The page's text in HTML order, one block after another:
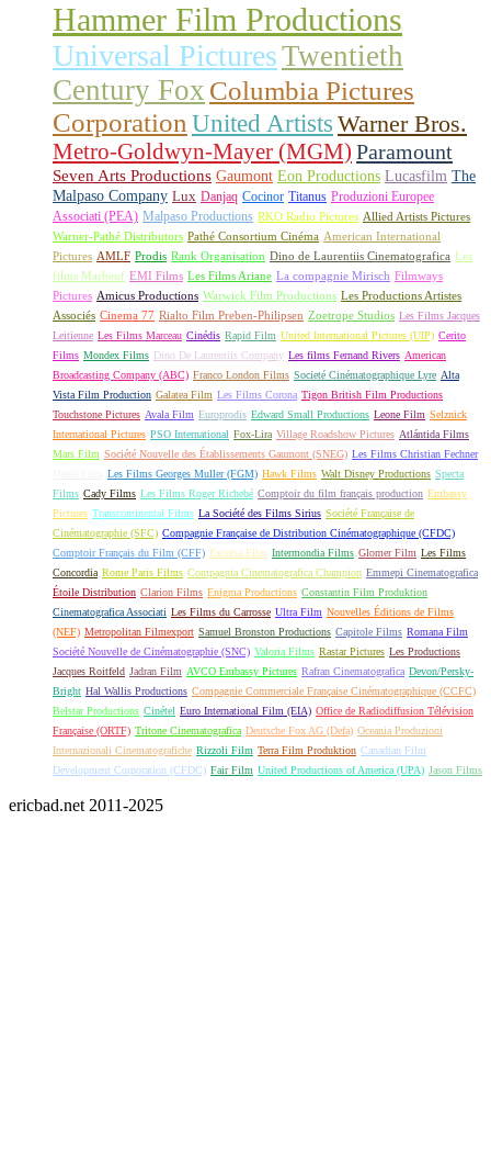
Hammer Film Productions
Universal PicturesTwentieth
Century Fox Columbia Pictures
Corporation United Artists Warner Bros.
Metro-Goldwyn-Mayer (MGM) Paramount
Seven Arts Productions Gaumont Eon Productions Lucasfilm The
Malpaso Company Lux Danjaq Cocinor Titanus Produzioni Europee
Associati (PEA) Malpaso Productions RKO Radio Pictures Allied Artists Pictures
Warner-Pathé Distributors Pathé Consortium Cinéma American International
Pictures AMLF Prodis Rank Organisation Dino de Laurentiis Cinematografica Les
films Marbeuf EMI Films Les Films Ariane La compagnie Mirisch Filmways
Pictures Amicus Productions Warwick Film Productions Les Productions Artistes
Associés Cinema 77 Rialto Film Preben-Philipsen Zoetrope Studios Les Films Jacques
Leitienne Les Films Marceau Cinédis Rapid Film United International Pictures (UIP) Cerito
Films Mondex Films Dino De Laurentiis Company Les films Fernand Rivers American
Broadcasting Company (ABC) Franco London Films Societé Cinématographique Lyre Alta
Vista Film Production Galatea Film Les Films Corona Tigon British Film Productions
Touchstone Pictures Avala Film Europrodis Edward Small Productions Leone Film Selznick
International Pictures PSO International Fox-Lira Village Roadshow Pictures Atlántida Films
Mars Film Société Nouvelle des Établissements Gaumont (SNEG) Les Films Christian Fechner
Les Films Georges Muller (FGM) Hawk Films Walt Disney Productions Specta
Films Cady Films Les Films Roger Richebé Comptoir du film français production Embassy
Pictures Transcontinental Films La Société des Films Sirius Société Française de
Cinématographie (SFC) Compagnie Française de Distribution Cinématographique (CFDC)
Comptoir Français du Film (CFF) Excelsa Film Intermondia Films Glomer Film Les Films
Concordia Rome Paris Films Compagnia Cinematografica Champion Emmepi Cinematografica
Étoile Distribution Clarion Films Enigma Productions Constantin Film Produktion
Cinematografica Associati Les Films du Carrosse Ultra Film Nouvelles Éditions de Films
(NEF) Metropolitan Filmexport Samuel Bronston Productions Capitole Films Romana Film
Société Nouvelle de Cinématographie (SNC) Valoria Films Rastar Pictures Les Productions
Jacques Roitfeld Jadran Film AVCO Embassy Pictures Rafran Cinematografica Devon/Persky-
Bright Hal Wallis Productions Compagnie Commerciale Française Cinématographique (CCFC)
Belstar Productions Cinétel Euro International Film (EIA) Office de Radiodiffusion Télévision
Française (ORTF) Tritone Cinematografica Deutsche Fox AG (Defa) Oceania Produzioni
Internazionali Cinematografiche Rizzoli Film Terra Film Produktion Canadian Film
Development Corporation (CFDC) Fair Film United Productions of America (UPA) Jason Films
ericbad.net 2011-2025